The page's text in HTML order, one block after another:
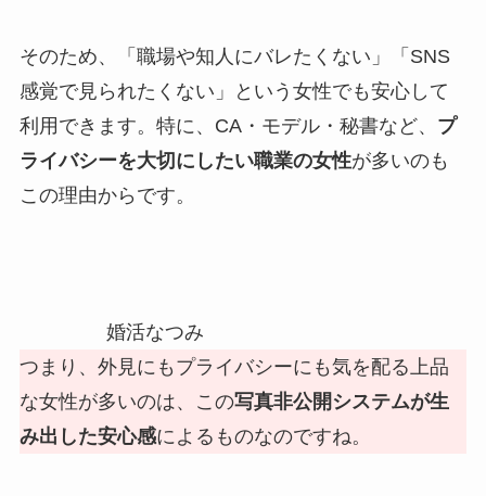
そのため、「職場や知人にバレたくない」「SNS
感覚で見られたくない」という女性でも安心して
利用できます。特に、CA・モデル・秘書など、 プ
ライバシーを大切にしたい職業の女性が多いのも
この理由からです。
婚活なつみ
つまり、外見にもプライバシーにも気を配る上品
な女性が多いのは、この写真非公開システムが生
み出した安心感によるものなのですね。